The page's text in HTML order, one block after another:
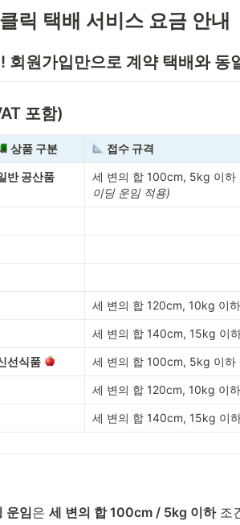
릭 택배 서비스 요금 안내
회원가입만으로 계약 택배와 동
포함)
상품 구분 접수 규격
반 공산품 세 변의 합 100cm, 5kg 이하
이딩 운임 적용)
세 변의 합 120cm, 10kg 이하
세 변의 합 140cm, 15kg 이
선식품 세 변의 합 100cm, 5kg 이하
세 변의 합 120cm, 10kg 이하
세 변의 합 140cm, 15kg 이
운임은 세 변의 합 100cm / 5kg 이하 조